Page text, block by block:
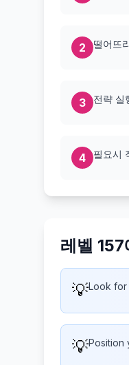
2 떨어뜨
3 전략 실
4 필요시
레벨
💡Look for
💡Position